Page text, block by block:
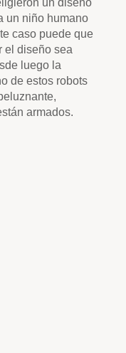
un niño humano
caso puede que
el diseño sea
luego la
de estos robots
armados.